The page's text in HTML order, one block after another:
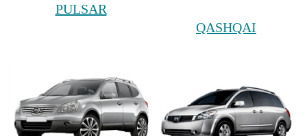
PULSAR
QASHQAI